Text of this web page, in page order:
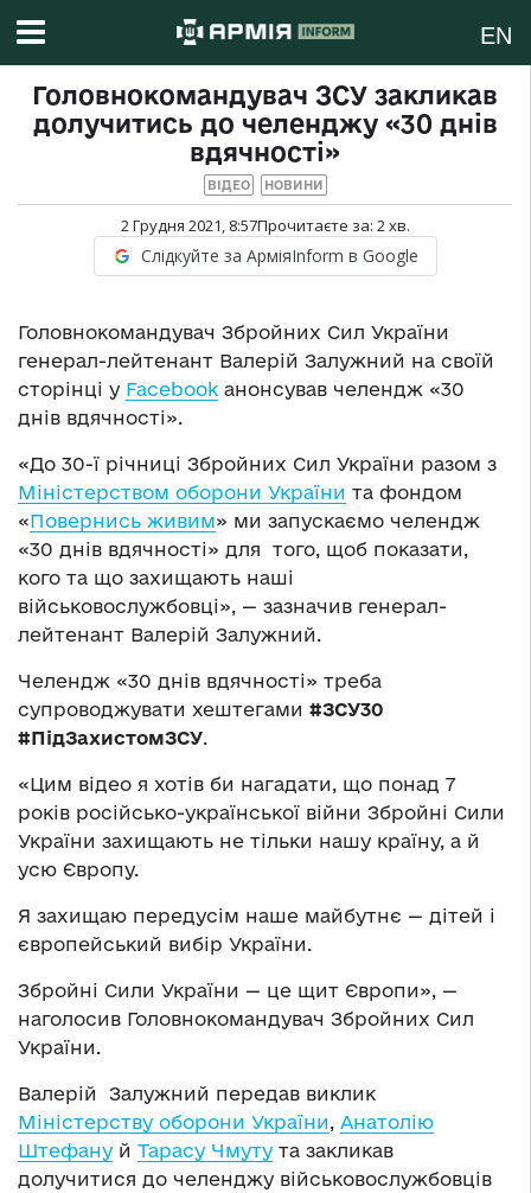
EN
Головнокомандувач ЗСУ закликав
долучитись до челенджу «30 днів
вдячності»
ВІДЕО НОВИНИ
2 Грудня 2021, 8:57Прочитаєте за: 2хв.
Слідкуйте за АрміяInform в Google
Головнокомандувач Збройних Сил України
генерал-лейтенант Валерій Залужний на своїй
сторінці у Facebook анонсував челендж «30
днів вдячності».
«До 30-ї річниці Збройних Сил України разом з
Міністерством оборони України та фондом
«Повернись живим» ми запускаємо челендж
«30 днів вдячності» для того, щоб показати,
кого та що захищають наші
військовослужбовці», — зазначив генерал-
лейтенант Валерій Залужний.
Челендж «30 днів вдячності» треба
супроводжувати хештегами #ЗСУ30
#ПідЗахистомЗСУ.
«Цим відео я хотів би нагадати, що понад 7
років російсько-української війни Збройні Сили
України захищають не тільки нашу країну, а й
усю Європу.
Я захищаю передусім наше майбутнє — дітей і
європейський вибір України.
Збройні Сили України — це щит Європи», —
наголосив Головнокомандувач Збройних Сил
України.
Валерій Залужний передав виклик
Міністерству оборони України, Анатолію
Штефану й Тарасу Чмуту та закликав
долучитися до челенджу військовослужбовців